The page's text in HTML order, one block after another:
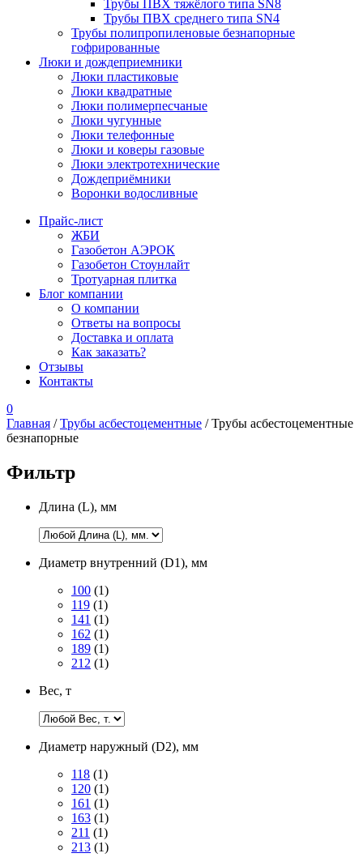
Трубы ПВХ тяжёлого типа SN8
Трубы ПВХ среднего типа SN4
Трубы полипропиленовые безнапорные
гофрированные
Люки и дождеприемники
Люки пластиковые
Люки квадратные
Люки полимерпесчаные
Люки чугунные
Люки телефонные
Люки и коверы газовые
Люки электротехнические
Дождеприёмники
Воронки водосливные
Прайс-лист
ЖБИ
Газобетон АЭРОК
Газобетон Стоунлайт
Тротуарная плитка
Блог компании
О компании
Ответы на вопросы
Доставка и оплата
Как заказать?
Отзывы
Контакты
0
Главная /Трубы асбестоцементные / Трубы асбестоцементные
безнапорные
Фильтр
Длина (L), мм
Диаметр внутренний (D1), мм
100 (1)
119 (1)
141 (1)
162 (1)
189 (1)
212 (1)
Вес, т
Диаметр наружный (D2), мм
118 (1)
120 (1)
161 (1)
163 (1)
211 (1)
213 (1)